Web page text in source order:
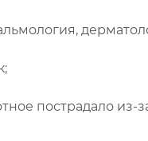
пострадало из-